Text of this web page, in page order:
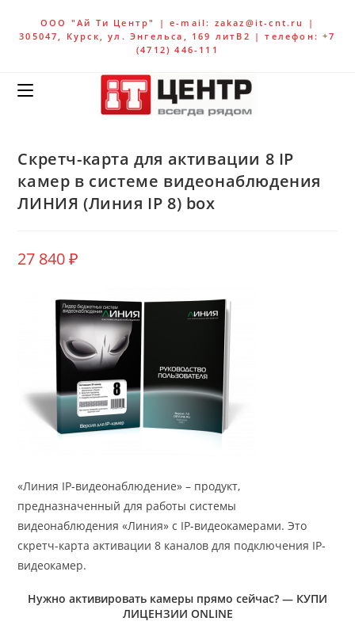
ООО "Ай Ти Центр" | e-mail: zakaz@it-cnt.ru |
305047, Курск, ул. Энгельса, 169 литВ2 | телефон: +7
(4712) 446-111
Скретч-карта для активации 8 IP
камер в системе видеонаблюдения
ЛИНИЯ (Линия IP 8) box
27 840₽
«Линия IP-видеонаблюдение» – продукт,
предназначенный для работы системы
видеонаблюдения «Линия» с IP-видеокамерами. Это
скретч-карта активации 8 каналов для подключения IP-
видеокамер.
Нужно активировать камеры прямо сейчас? — КУПИ
ЛИЦЕНЗИИ ONLINE